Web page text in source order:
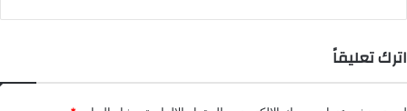
اترك تعليقاً